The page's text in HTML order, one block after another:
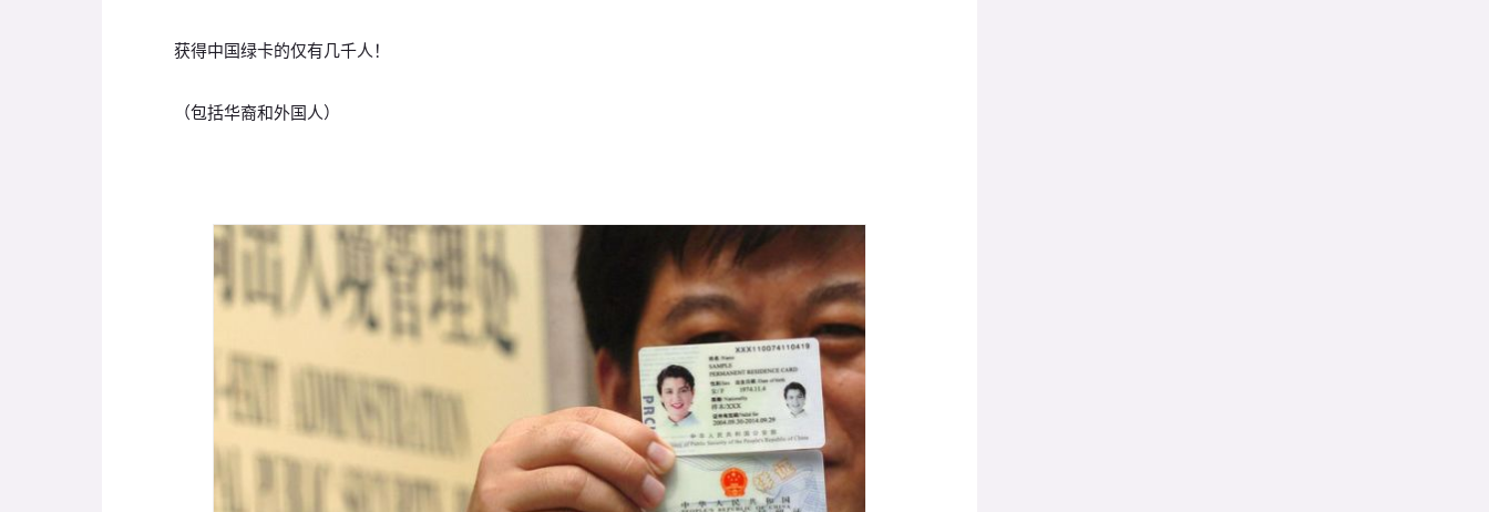
获得中国绿卡的仅有几千人！
（包括华裔和外国人）